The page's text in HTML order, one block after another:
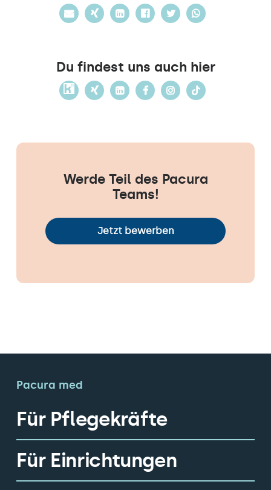
Du findest uns auch hier
Werde Teil des Pacura
Teams!
Jetzt bewerben
Pacura med
Für Pflegekräfte
Für Einrichtungen